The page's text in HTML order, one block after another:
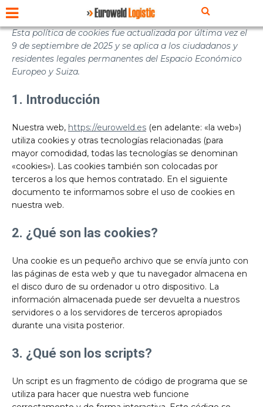
Esta política de cookies fue actualizada por última vez el
9 de septiembre de 2025 y se aplica a los ciudadanos y
residentes legales permanentes del Espacio Económico
Europeo y Suiza.
1. Introducción
Nuestra web, https://euroweld.es (en adelante: «la web»)
utiliza cookies y otras tecnologías relacionadas (para
mayor comodidad, todas las tecnologías se denominan
«cookies»). Las cookies también son colocadas por
terceros a los que hemos contratado. En el siguiente
documento te informamos sobre el uso de cookies en
nuestra web.
2. ¿Qué son las cookies?
Una cookie es un pequeño archivo que se envía junto con
las páginas de esta web y que tu navegador almacena en
el disco duro de su ordenador u otro dispositivo. La
información almacenada puede ser devuelta a nuestros
servidores o a los servidores de terceros apropiados
durante una visita posterior.
3. ¿Qué son los scripts?
Un script es un fragmento de código de programa que se
utiliza para hacer que nuestra web funcione